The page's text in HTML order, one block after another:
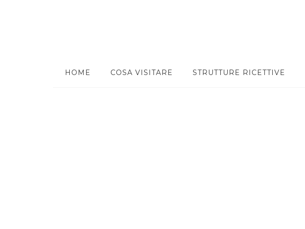
HOME COSA VISITARE STRUTTURE RICETTIVE